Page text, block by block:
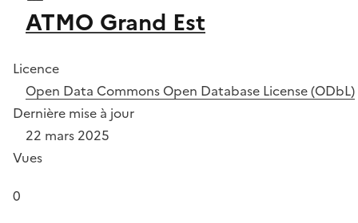
ATMO Grand Est
Licence
Open Data Commons Open Database License (ODbL)
Dernière mise à jour
22 mars 2025
Vues
0